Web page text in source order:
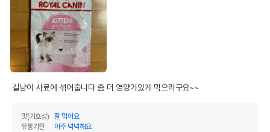
길냥이 사료에 섞어줍니다 좀 더 영양가있게 먹으라구요~~
맛(기호성)
잘 먹어요
유통기한
아주 넉넉해요